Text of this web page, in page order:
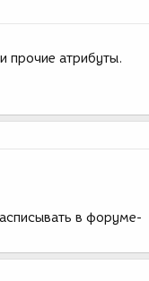
прочие атрибуты.
в форуме-